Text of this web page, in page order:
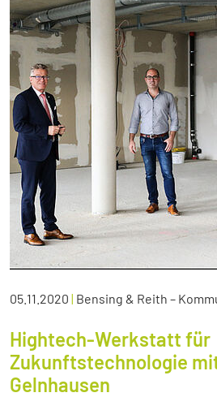
05.11.2020 | Bensing & Reith –
Hightech-Werkstatt für
Zukunftstechnologie
Gelnhausen